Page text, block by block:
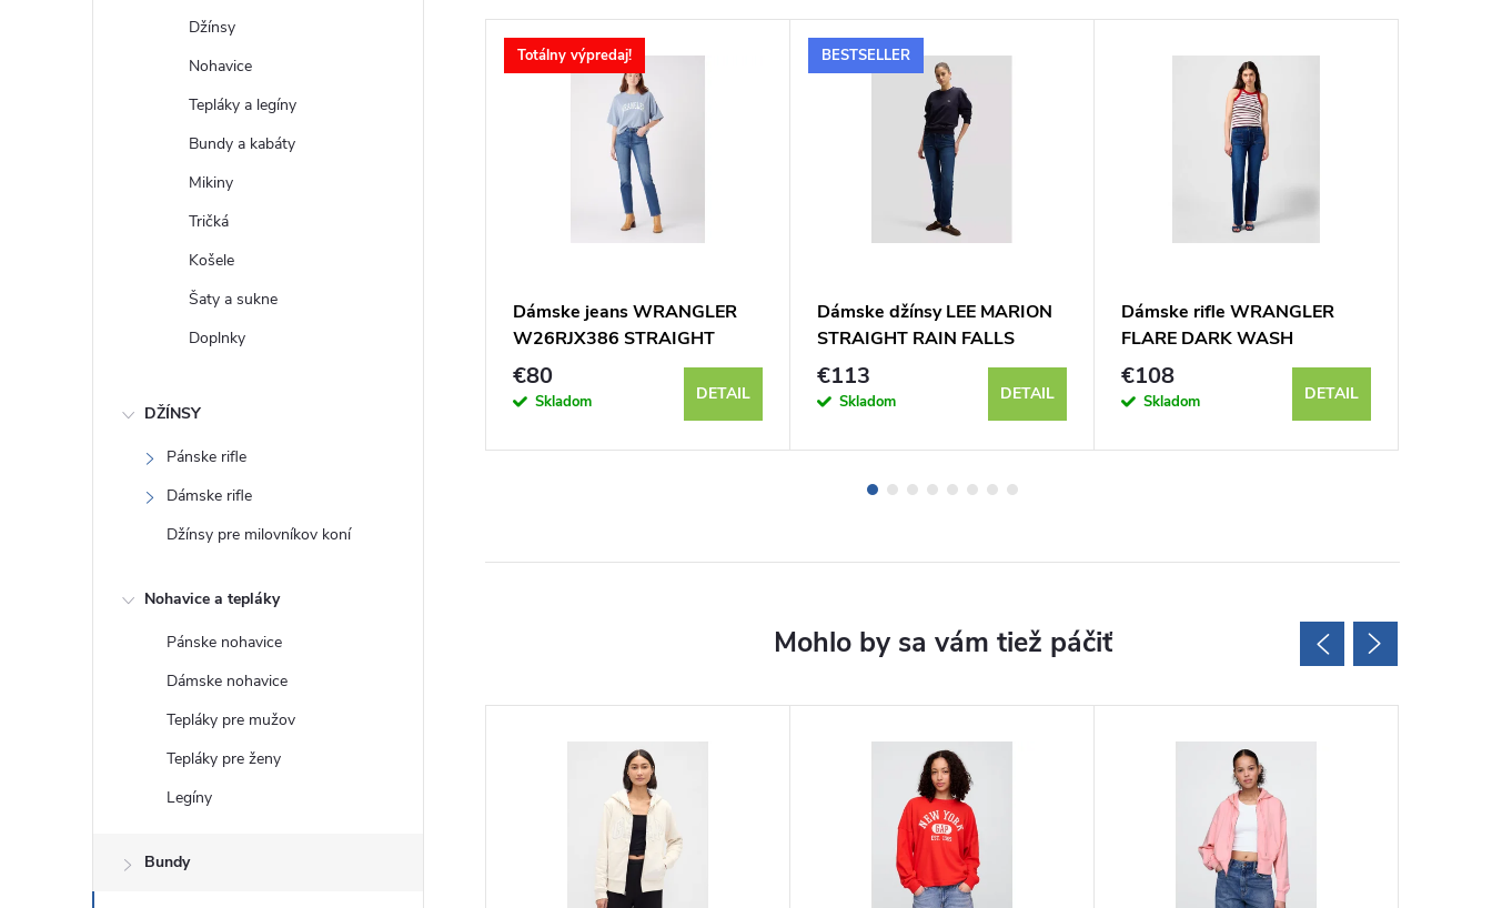
Džínsy
Nohavice
Tepláky a legíny
Bundy a kabáty
Mikiny
Tričká
Košele
Šaty a sukne
Doplnky
DŽÍNSY
Pánske rifle
Dámske rifle
Džínsy pre milovníkov koní
Nohavice a tepláky
Pánske nohavice
Dámske nohavice
Tepláky pre mužov
Tepláky pre ženy
Legíny
Bundy
Dámske rifle WRANGLER
W26RCY37N STRAIGHT
Totálny výpredaj!
Dámske jeans WRANGLER
W26RJX386 STRAIGHT
AIRBLUE
€80
Skladom DETAIL
BESTSELLER
Dámske džínsy LEE MARION
STRAIGHT RAIN FALLS
112354413
€113
Skladom DETAIL
Dámske rifle WRANGLER
FLARE DARK WASH
112351028
€108
Skladom DETAIL